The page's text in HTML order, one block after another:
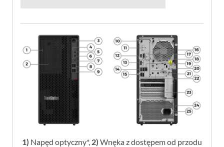
1) Napęd optyczny*, 2) Wnęka z dostępem od przodu